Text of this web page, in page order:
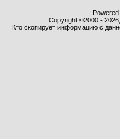
Copyright ©2000 -
Кто скопирует информацию с